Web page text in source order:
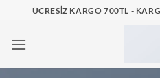
ÜCRESIZ KARGO 700TL -